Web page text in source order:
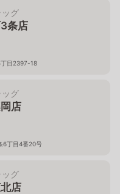
ッグ
条店
目2397-18
ッグ
店
6丁目4番20号
ッグ
店